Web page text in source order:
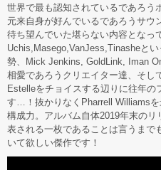
世界で最も認知されているであろう
元来自身が好んでいるであろうサウ
待ち望んでいた堪らない内容となっ
Uchis,Masego,VanJess,Tinasheと
勢、Mick Jenkins, GoldLink, Iman
相愛であろうクリエイター達、そし
Estelleをチョイスする辺りに往年の
す…！抜かりなくPharrell Williams
構成力。アルバム自体2019年末の
表される一枚であることは言うまで
いて欲しい傑作です！